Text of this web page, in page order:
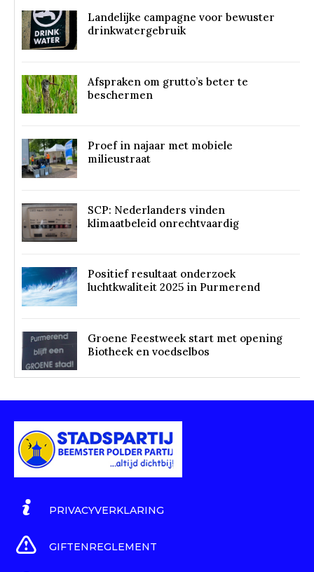
Landelijke campagne voor bewuster
drinkwatergebruik
Afspraken om grutto’s beter te
beschermen
Proef in najaar met mobiele
milieustraat
SCP: Nederlanders vinden
klimaatbeleid onrechtvaardig
Positief resultaat onderzoek
luchtkwaliteit 2025 in Purmerend
Groene Feestweek start met opening
Biotheek en voedselbos
PRIVACYVERKLARING
GIFTENREGLEMENT